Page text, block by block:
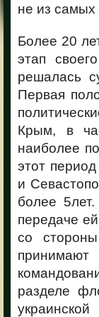
не из самых
Более 20
этап
решалась
Первая
Крым, в
наиболее
этот
и
более
передаче
со
разделе